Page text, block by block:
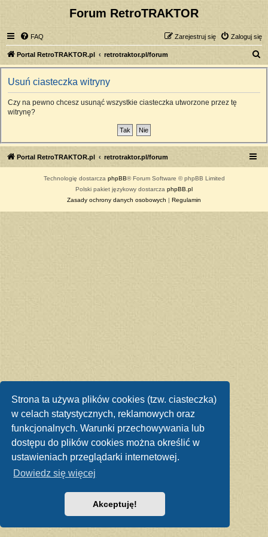
Strona ta używa plików cookies (tzw. ciasteczka)
w celach statystycznych, reklamowych oraz
funkcjonalnych. Warunki przechowywania lub
dostępu do plików cookies można określić w
ustawieniach przeglądarki internetowej.
Dowiedz się więcej
Akceptuję!
Forum RetroTRAKTOR
FAQ Zaloguj się
Zarejestruj się
Portal RetroTRAKTOR.pl retrotraktor.pl/forum
z
Usuń ciasteczka witryny
Czy na pewno chcesz usunąć wszystkie ciasteczka utworzone przez tę
witrynę?
Portal RetroTRAKTOR.pl retrotraktor.pl/forum
Technologię dostarcza phpBB® Forum Software © phpBB Limited
Polski pakiet językowy dostarcza phpBB.pl
Zasady ochrony danych osobowych | Regulamin